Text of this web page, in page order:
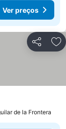
Ver preços
Partilhar
de la Frontera